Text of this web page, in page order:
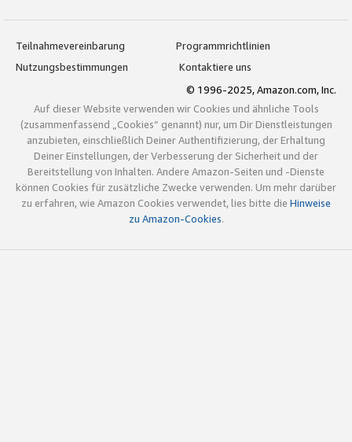
Teilnahmevereinbarung
Programmrichtlinien
Nutzungsbestimmungen
Kontaktiere uns
© 1996-2025, Amazon.com, Inc.
Auf dieser Website verwenden wir Cookies und ähnliche Tools
(zusammenfassend „Cookies“ genannt) nur, um Dir Dienstleistungen
anzubieten, einschließlich Deiner Authentifizierung, der Erhaltung
Deiner Einstellungen, der Verbesserung der Sicherheit und der
Bereitstellung von Inhalten. Andere Amazon-Seiten und -Dienste
können Cookies für zusätzliche Zwecke verwenden. Um mehr darüber
zu erfahren, wie Amazon Cookies verwendet, lies bitte die Hinweise
zu Amazon-Cookies.